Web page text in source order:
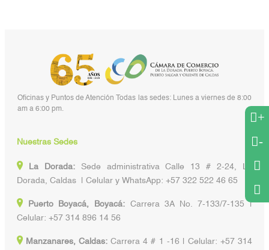
+
-
Oficinas y Puntos de Atención Todas las sedes: Lunes a viernes de 8:00
am a 6:00 pm.
Nuestras Sedes
La Dorada:Sede administrativa Calle 13 # 2-24, La
Dorada, Caldas | Celular y WhatsApp: +57 322 522 46 65
Puerto Boyacá, Boyacá:Carrera 3A No. 7-133/7-135 |
Celular: +57 314 896 14 56
Manzanares, Caldas: Carrera 4 # 1 -16 | Celular: +57 314